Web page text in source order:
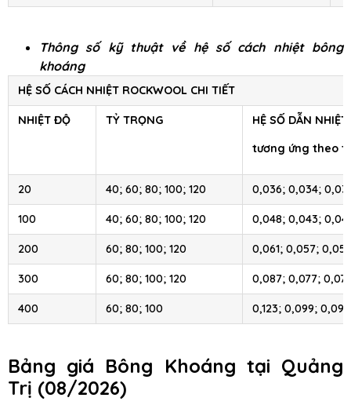
Thông số kỹ thuật về hệ số cách nhiệt bông
khoáng
HỆ SỐ CÁCH NHIỆT ROCKWOOL CHI TIẾT
NHIỆT ĐỘ TỶ TRỌNG
HỆ SỐ DẪN
tương ứng theo
20 40; 60; 80; 100; 120 0,036; 0,034;
100 40; 60; 80; 100; 120 0,048; 0,043;
200 60; 80; 100; 120 0,061; 0,057;
300 60; 80; 100; 120 0,087; 0,077;
400 60; 80; 100 0,123; 0,099; 0,095
Bảng giá Bông Khoáng tại Quảng
Trị (08/2026)